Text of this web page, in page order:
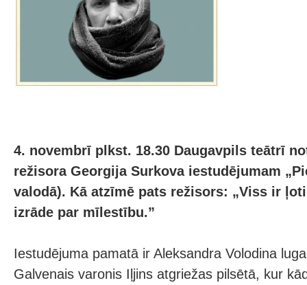
4. novembrī plkst. 18.30 Daugavpils teātrī
režisora Georgija Surkova iestudējumam
valodā). Kā atzīmē pats režisors: „Viss ir
izrāde par mīlestību.”
Iestudējuma pamatā ir Aleksandra Volodina
Galvenais varonis Iļjins atgriežas pilsētā, kur